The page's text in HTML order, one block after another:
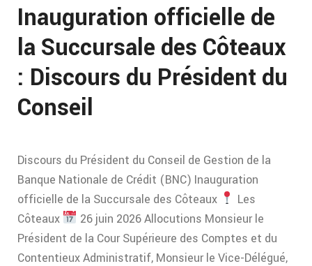
Inauguration officielle de
la Succursale des Côteaux
: Discours du Président du
Conseil
Discours du Président du Conseil de Gestion de la
Banque Nationale de Crédit (BNC) Inauguration
officielle de la Succursale des Côteaux
Les
Côteaux
26 juin 2026 Allocutions Monsieur le
Président de la Cour Supérieure des Comptes et du
Contentieux Administratif, Monsieur le Vice-Délégué,